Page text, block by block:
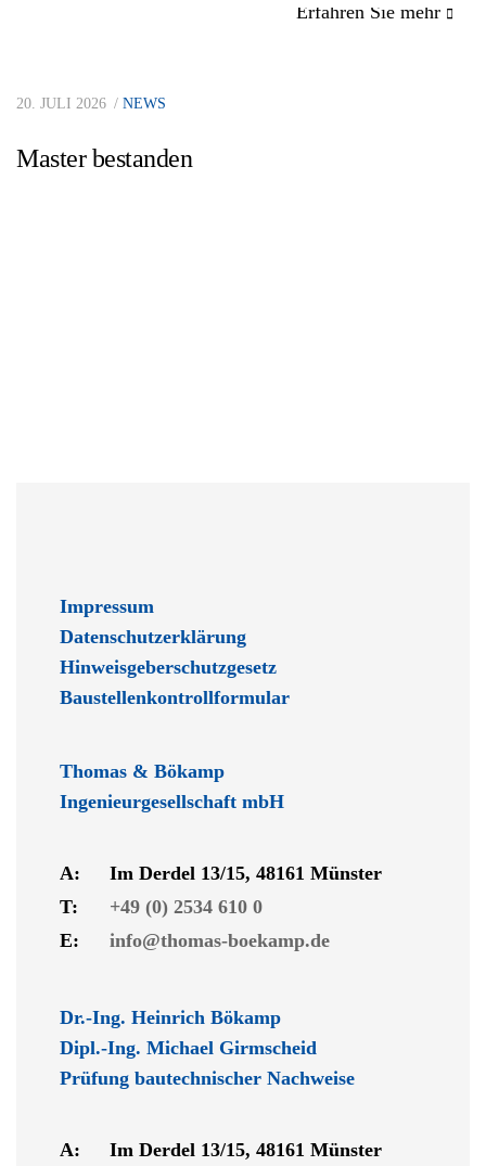
Erfahren Sie mehr
20. JULI 2026 NEWS
Master bestanden
Impressum
Datenschutzerklärung
Hinweisgeberschutzgesetz
Baustellenkontrollformular
Thomas & Bökamp
Ingenieurgesellschaft mbH
A:
Im Derdel 13/15, 48161 Münster
T:
+49 (0) 2534 610 0
E:
info@thomas-boekamp.de
Dr.-Ing. Heinrich Bökamp
Dipl.-Ing. Michael Girmscheid
Prüfung bautechnischer Nachweise
A: Im Derdel 13/15, 48161 Münster